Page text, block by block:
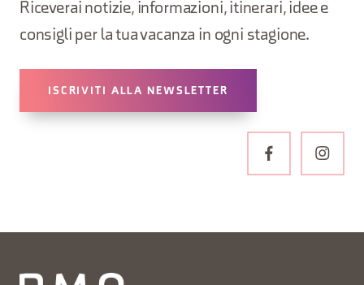
Riceverai notizie, informazioni, itinerari, idee e
consigli per la tua vacanza in ogni stagione.
ISCRIVITI ALLA NEWSLETTER